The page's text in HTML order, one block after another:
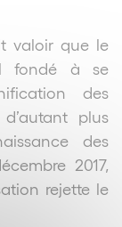
valoir que le
fondé à se
des
plus
des
2017,
rejette le